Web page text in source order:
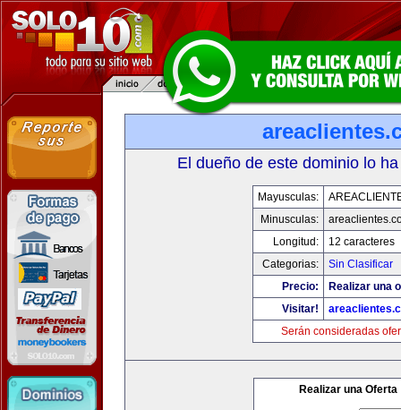
El dueño de este dominio lo
Mayusculas:
Minusculas:
Longitud:
12 caracteres
Categorias:
Sin Clasificar
Precio:
Realizar una
Visitar!
Serán consideradas
Realizar una Oferta